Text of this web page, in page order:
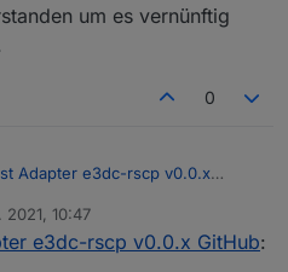
um es vernünftig
0
Adapter e3dc-rscp v0.0.x
in die Garage stellen.
2021, 10:47
e3dc-rscp v0.0.x GitHub: